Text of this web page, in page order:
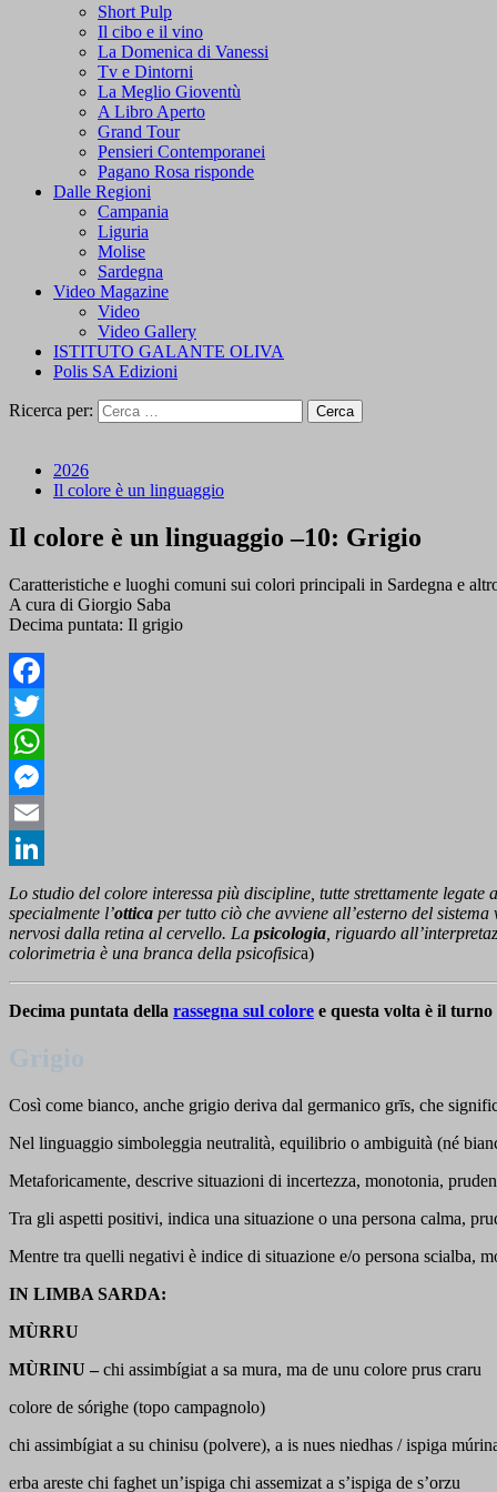
Short Pulp
Il cibo e il vino
La Domenica di Vanessi
Tv e Dintorni
La Meglio Gioventù
A Libro Aperto
Grand Tour
Pensieri Contemporanei
Pagano Rosa risponde
Dalle Regioni
Campania
Liguria
Molise
Sardegna
Video Magazine
Video
Video Gallery
ISTITUTO GALANTE OLIVA
Polis SA Edizioni
Ricerca per:
2026
Il colore è un linguaggio
Il colore è un linguaggio –10: Grigio
Caratteristiche e luoghi comuni sui colori principali in Sardegna e
A cura di Giorgio Saba
Decima puntata: Il grigio
Facebook
Twitter
WhatsApp
Messenger
Email
LinkedIn
Lo studio del colore interessa più discipline, tutte strettamente
specialmente l’ottica per tutto ciò che avviene all’esterno del
nervosi dalla retina al cervello. La psicologia , riguardo
colorimetria è una branca della psicofisica)
Decima puntata della rassegna sul colore e questa volta è il turno
Così come bianco, anche grigio deriva dal germanico grīs, che
Nel linguaggio simboleggia neutralità, equilibrio o ambiguità (né
Metaforicamente, descrive situazioni di incertezza, monotonia,
Tra gli aspetti positivi, indica una situazione o una persona calma,
Mentre tra quelli negativi è indice di situazione e/o persona scialba,
IN LIMBA SARDA:
MÙRRU
MÙRINU – chi assimbígiat a sa mura, ma de unu colore prus craru
colore de sórighe (topo campagnolo)
chi assimbígiat a su chinisu (polvere), a is nues niedhas / ispiga
erba areste chi faghet un’ispiga chi assemizat a s’ispiga de s’orzu